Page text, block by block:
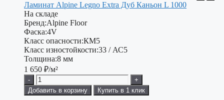
Ламинат Alpine Legno Extra Дуб Каньон L 1000
На складе
Бренд:Alpine Floor
Фаска:4V
Класс опасности:КМ5
Класс изностойкости:33 / АС5
Толщина:8 мм
1 650 ₽/м²
-
+
Добавить в корзину
Купить в 1 клик